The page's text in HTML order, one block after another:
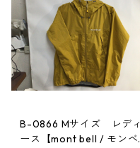
B-0866 Mサイズ レディ
ース【mont bell / モンベ